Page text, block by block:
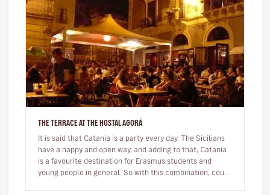
THE TERRACE AT THE HOSTAL AGORÁ
It is said that Catania is a party every day. The Sicilians
have a happy and open way, and adding to that, Catania
is a favourite destination for Erasmus students and
young people in general. So with this combination, could